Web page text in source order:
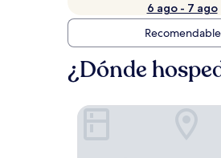
6 ago - 7 ago
Recomendable
¿Dónde
Griffen Spahotel